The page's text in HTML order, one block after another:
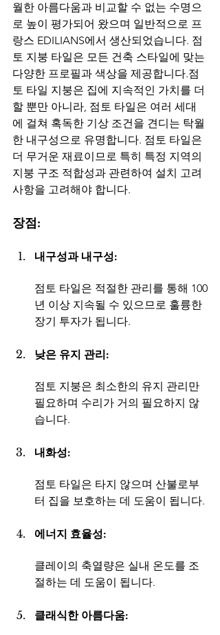
월한 아름다움과 비교할 수 없는 수명으
로 높이 평가되어 왔으며 일반적으로 프
랑스 EDILIANS에서 생산되었습니다. 점
토 지붕 타일은 모든 건축 스타일에 맞는
다양한 프로필과 색상을 제공합니다.점
토 타일 지붕은 집에 지속적인 가치를 더
할 뿐만 아니라, 점토 타일은 여러 세대
에 걸쳐 혹독한 기상 조건을 견디는 탁월
한 내구성으로 유명합니다. 점토 타일은
더 무거운 재료이므로 특히 특정 지역의
지붕 구조 적합성과 관련하여 설치 고려
사항을 고려해야 합니다.
장점:
내구성과 내구성:
점토 타일은 적절한 관리를 통해 100
년 이상 지속될 수 있으므로 훌륭한
장기 투자가 됩니다.
낮은 유지 관리:
점토 지붕은 최소한의 유지 관리만
필요하며 수리가 거의 필요하지 않
습니다.
내화성:
점토 타일은 타지 않으며 산불로부
터 집을 보호하는 데 도움이 됩니다.
에너지 효율성:
클레이의 축열량은 실내 온도를 조
절하는 데 도움이 됩니다.
클래식한 아름다움: